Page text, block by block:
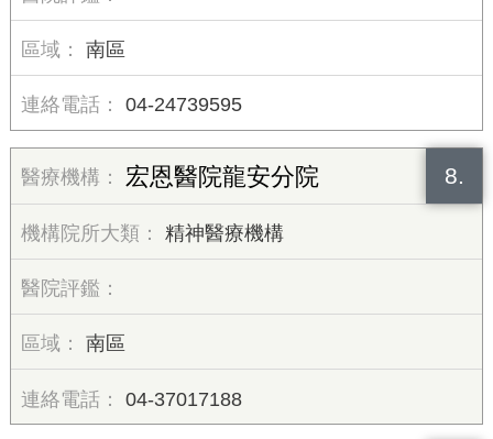
南區
04-24739595
8.
宏恩醫院龍安分院
精神醫療機構
南區
04-37017188